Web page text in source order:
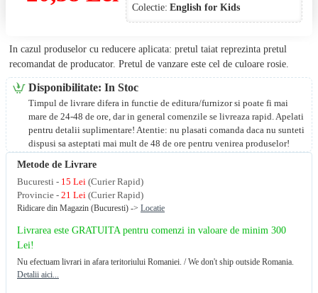
Colectie: English for Kids
Metode de Livrare
Bucuresti - 15 Lei (Curier Rapid)
Provincie - 21 Lei (Curier Rapid)
Ridicare din Magazin (Bucuresti) -> Locatie
Livrarea este GRATUITA pentru comenzi in valoare de minim 300
Lei!
Nu efectuam livrari in afara teritoriului Romaniei. / We don't ship outside Romania.
Detalii aici...
In cazul produselor cu reducere aplicata: pretul taiat reprezinta pretul
recomandat de producator. Pretul de vanzare este cel de culoare rosie.
Disponibilitate: In Stoc
Timpul de livrare difera in functie de editura/furnizor si poate fi mai
mare de 24-48 de ore, dar in general comenzile se livreaza rapid. Apelati
pentru detalii suplimentare! Atentie: nu plasati comanda daca nu sunteti
dispusi sa asteptati mai mult de 48 de ore pentru venirea produselor!